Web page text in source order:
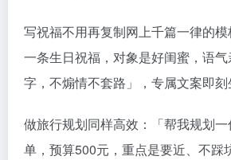
写祝福不用再复制网上千篇一律的
一条生日祝福，对象是好闺蜜，语
字，不煽情不套路」，专属文案即刻
做旅行规划同样高效：「帮我规划
单，预算500元，重点是要近、不踩